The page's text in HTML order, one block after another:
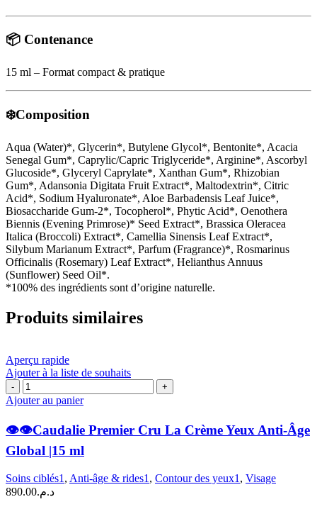
📦 Contenance
15 ml – Format compact & pratique
❄️Composition
Aqua (Water)*, Glycerin*, Butylene Glycol*, Bentonite*, Acacia
Senegal Gum*, Caprylic/Capric Triglyceride*, Arginine*, Ascorbyl
Glucoside*, Glyceryl Caprylate*, Xanthan Gum*, Rhizobian
Gum*, Adansonia Digitata Fruit Extract*, Maltodextrin*, Citric
Acid*, Sodium Hyaluronate*, Aloe Barbadensis Leaf Juice*,
Biosaccharide Gum-2*, Tocopherol*, Phytic Acid*, Oenothera
Biennis (Evening Primrose)* Seed Extract*, Brassica Oleracea
Italica (Broccoli) Extract*, Camellia Sinensis Leaf Extract*,
Silybum Marianum Extract*, Parfum (Fragrance)*, Rosmarinus
Officinalis (Rosemary) Leaf Extract*, Helianthus Annuus
(Sunflower) Seed Oil*.
*100% des ingrédients sont d’origine naturelle.
Produits similaires
Aperçu rapide
Ajouter à la liste de souhaits
quantité
de
👁️
Caudalie
Premier
Cru
La
Crème
Ajouter au panier
👁️👁️Caudalie Premier Cru La Crème Yeux Anti-Âge
Global |15 ml
Soins ciblés1 , Anti-âge & rides1 , Contour des yeux1 , Visage
د.م.890.00